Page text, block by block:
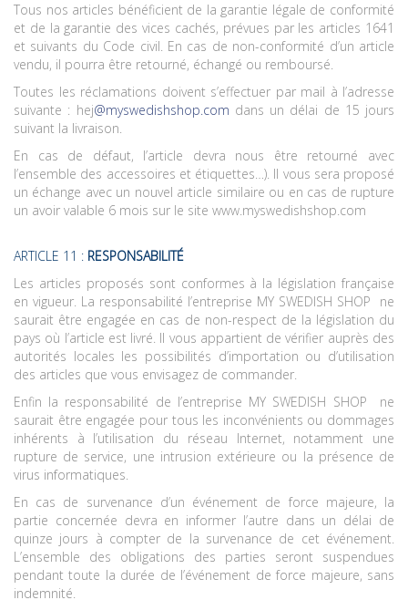
Tous nos articles bénéficient de la garantie légale de conformité
et de la garantie des vices cachés, prévues par les articles 1641
et suivants du Code civil. En cas de non-conformité d’un article
vendu, il pourra être retourné, échangé ou remboursé.
Toutes les réclamations doivent s’effectuer par mail à l’adresse
suivante : hej@myswedishshop.com dans un délai de 15 jours
suivant la livraison.
En cas de défaut, l’article devra nous être retourné avec
l’ensemble des accessoires et étiquettes…). Il vous sera proposé
un échange avec un nouvel article similaire ou en cas de rupture
un avoir valable 6 mois sur le site www.myswedishshop.com
ARTICLE 11 : RESPONSABILITÉ
Les articles proposés sont conformes à la législation française
en vigueur. La responsabilité l’entreprise MY SWEDISH SHOP
ne
saurait être engagée en cas de non-respect de la législation du
pays où l’article est livré. Il vous appartient de vérifier auprès des
autorités locales les possibilités d’importation ou d’utilisation
des articles que vous envisagez de commander.
Enfin la responsabilité de l’entreprise MY SWEDISH SHOP
ne
saurait être engagée pour tous les inconvénients ou dommages
inhérents à l’utilisation du réseau Internet, notamment une
rupture de service, une intrusion extérieure ou la présence de
virus informatiques.
En cas de survenance d’un événement de force majeure, la
partie concernée devra en informer l’autre dans un délai de
quinze jours à compter de la survenance de cet événement.
L’ensemble des obligations des parties seront suspendues
pendant toute la durée de l’événement de force majeure, sans
indemnité.